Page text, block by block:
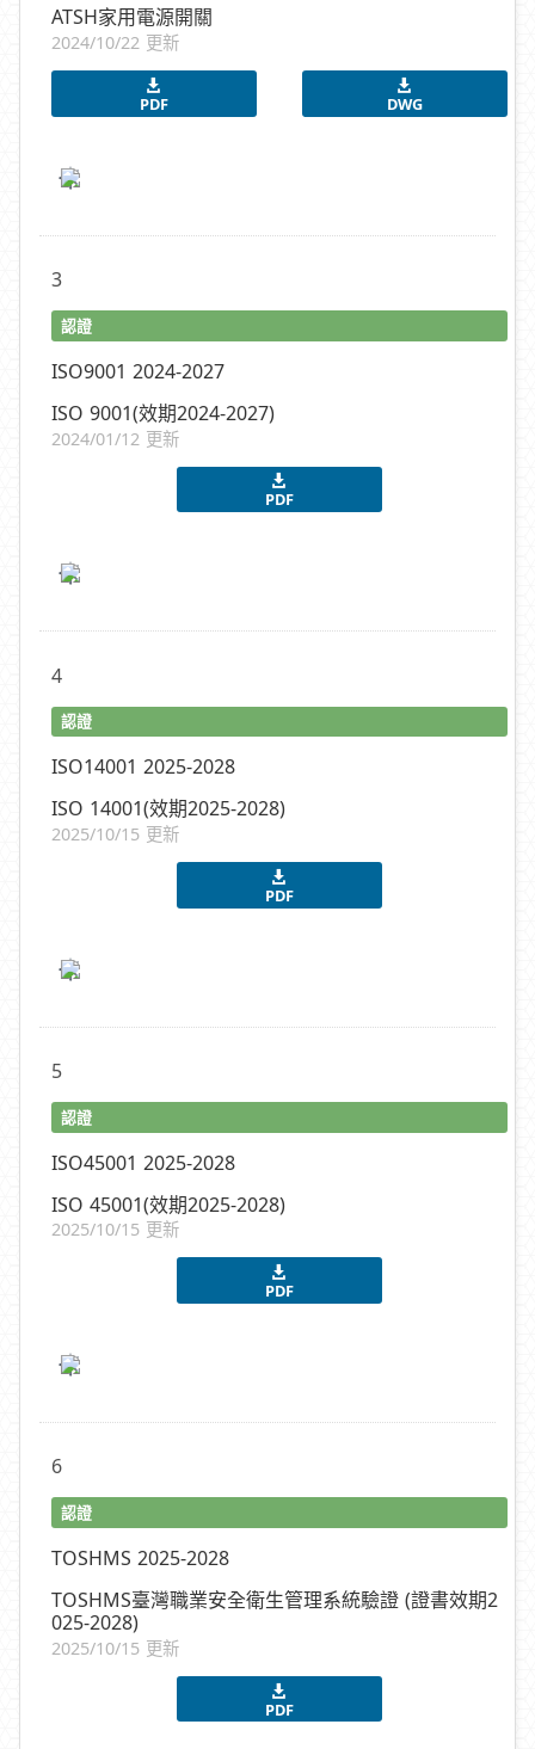
ATSH家用電源開關
2024/10/22 更新
PDF DWG
3
認證
ISO9001 2024-2027
ISO 9001(效期2024-2027)
2024/01/12 更新
PDF
4
認證
ISO14001 2025-2028
ISO 14001(效期2025-2028)
2025/10/15 更新
PDF
5
認證
ISO45001 2025-2028
ISO 45001(效期2025-2028)
2025/10/15 更新
PDF
6
認證
TOSHMS 2025-2028
TOSHMS臺灣職業安全衛生管理系統驗證 (證書效期2
025-2028)
2025/10/15 更新
PDF